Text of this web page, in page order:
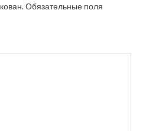
Обязательные поля